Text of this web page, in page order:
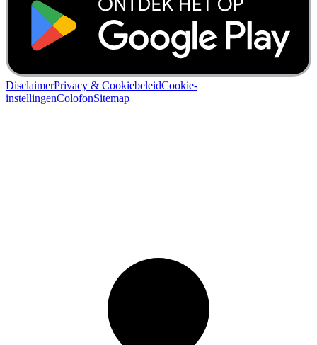
DisclaimerPrivacy & CookiebeleidCookie-
instellingenColofonSitemap